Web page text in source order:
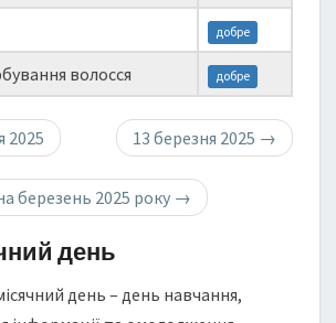
добре
волосся добре
2025 13 березня 2025 →
березень 2025 року →
день
день – день навчання,